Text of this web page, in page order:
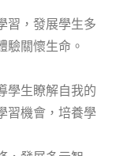
，發展學生多
驗關懷生命。
生瞭解自我的
習機會，培養學